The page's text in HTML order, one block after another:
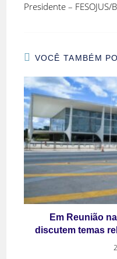
Presidente – FESOJUS/
VOCÊ TAMBÉM
Em Reunião
discutem temas